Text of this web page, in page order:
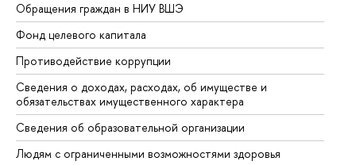
Обращения граждан в НИУ ВШЭ
Фонд целевого капитала
Противодействие коррупции
Сведения о доходах, расходах, об имуществе и
обязательствах имущественного характера
Сведения об образовательной организации
Людям с ограниченными возможностями здоровья